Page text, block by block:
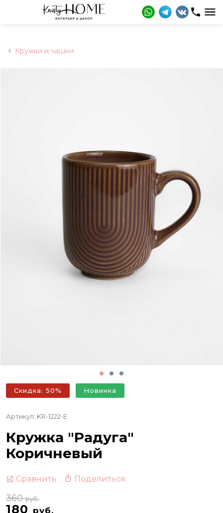
Кружки и чашки
Скидка: 50% Новинка
Артикул: KR-1222-E
Кружка "Радуга"
Коричневый
Сравнить Поделиться
180 руб.
360руб.